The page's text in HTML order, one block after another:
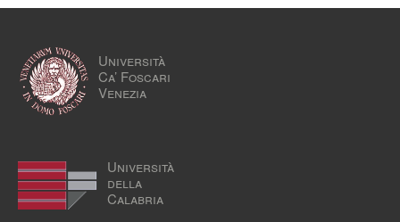
Università
Ca’ Foscari
Venezia
Università
della
Calabria